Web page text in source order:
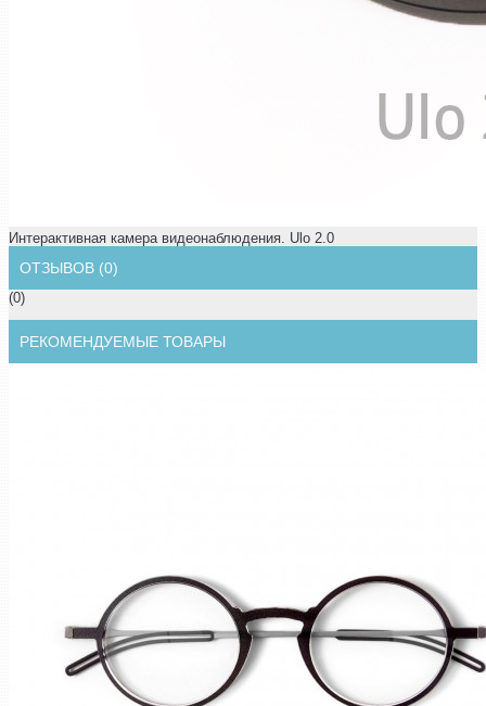
Интерактивная камера видеонаблюдения. Ulo 2.0
ОТЗЫВОВ (0)
(0)
РЕКОМЕНДУЕМЫЕ ТОВАРЫ